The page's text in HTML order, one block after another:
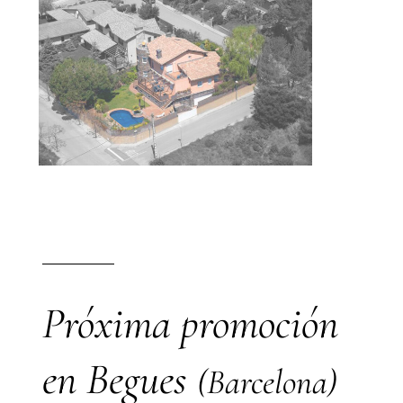
Próxima promoción
en Begues (Barcelona)